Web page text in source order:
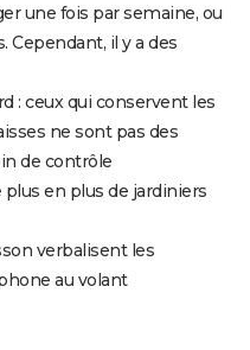
une fois par semaine, ou
Cependant, il y a des
: ceux qui conservent les
ne sont pas des
de contrôle
plus en plus de jardiniers
verbalisent les
au volant